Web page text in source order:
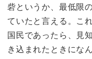
砦というか、最低限
ていたと言える。こ
国民であったら、見
き込まれたときにな